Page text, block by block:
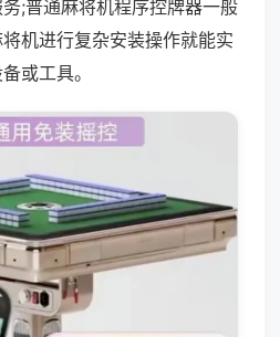
;普通麻将机程序控牌器一般
机进行复杂安装操作就能实
或工具。